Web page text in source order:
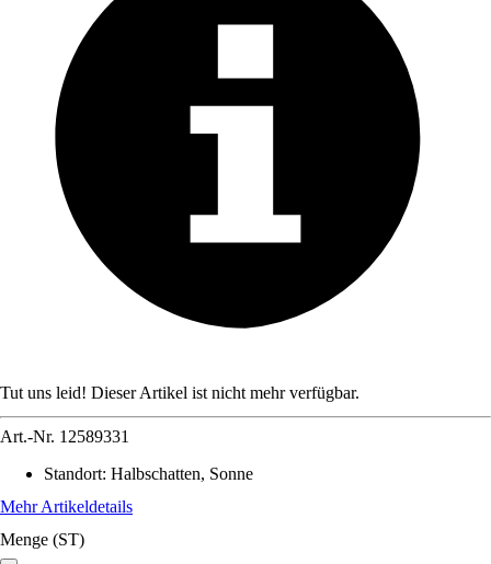
Tut uns leid! Dieser Artikel ist nicht mehr verfügbar.
Art.-Nr. 12589331
Standort: Halbschatten, Sonne
Mehr Artikeldetails
Menge (ST)